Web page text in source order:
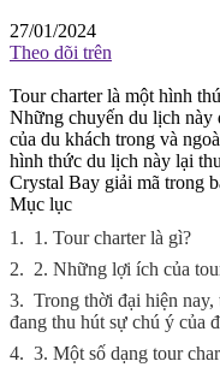
27/01/2024
Theo dõi trên
Tour charter là một hình
Những chuyến du lịch này
của du khách trong và
hình thức du lịch này lại
Crystal Bay giải mã trong
Mục lục
1. 1. Tour charter là gì?
2. 2. Những lợi ích của
3. Trong thời đại hiện
đang thu hút sự chú ý của
4. 3. Một số dạng tour